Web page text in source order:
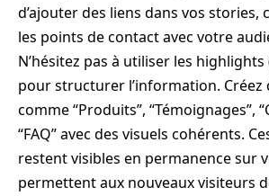
d’ajouter des liens dans vos stories,
les points de contact avec votre
N’hésitez pas à utiliser les
pour structurer l’information. Créez
comme “Produits”, “Témoignages”,
“FAQ” avec des visuels cohérents.
restent visibles en permanence sur
permettent aux nouveaux visiteurs